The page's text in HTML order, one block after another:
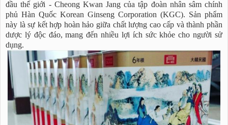
đầu thế giới - Cheong Kwan Jang của tập đoàn nhân sâm chính
phủ Hàn Quốc Korean Ginseng Corporation (KGC). Sản phẩm
này là sự kết hợp hoàn hảo giữa chất lượng cao cấp và thành phần
dược lý độc đáo, mang đến nhiều lợi ích sức khỏe cho người sử
dụng.